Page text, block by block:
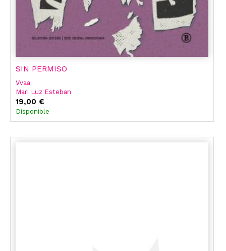
SIN PERMISO
Vvaa
Mari Luz Esteban
Olatz Dañobeitia Ceballos
Marta Luxán Serrano
19,00 €
Disponible